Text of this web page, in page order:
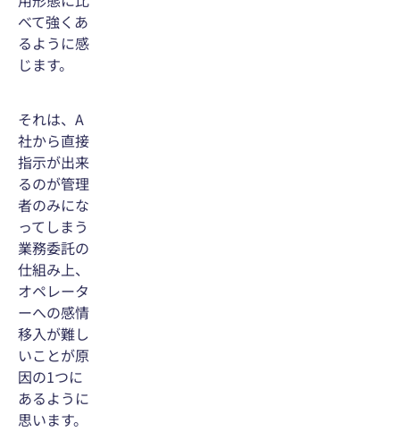
べて強くあ
るように感
じます。
それは、A
社から直接
指示が出来
るのが管理
者のみにな
ってしまう
業務委託の
仕組み上、
オペレータ
ーへの感情
移入が難し
いことが原
因の1つに
あるように
思います。